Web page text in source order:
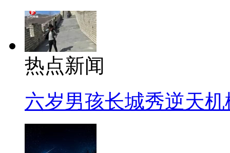
热点新闻
六岁男孩长城秀逆天机